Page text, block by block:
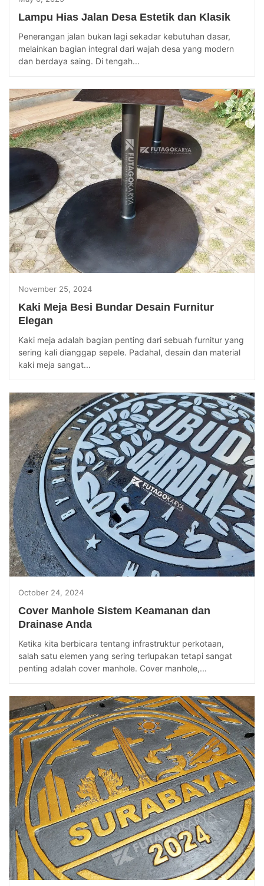
Lampu Hias Jalan Desa Estetik dan Klasik
Penerangan jalan bukan lagi sekadar kebutuhan dasar,
melainkan bagian integral dari wajah desa yang modern
dan berdaya saing. Di tengah...
November 25, 2024
Kaki Meja Besi Bundar Desain Furnitur
Elegan
Kaki meja adalah bagian penting dari sebuah furnitur yang
sering kali dianggap sepele. Padahal, desain dan material
kaki meja sangat...
October 24, 2024
Cover Manhole Sistem Keamanan dan
Drainase Anda
Ketika kita berbicara tentang infrastruktur perkotaan,
salah satu elemen yang sering terlupakan tetapi sangat
penting adalah cover manhole. Cover manhole,...